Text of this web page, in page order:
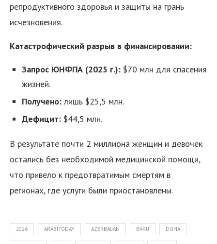
репродуктивного здоровья и защиты на грань
исчезновения.
Катастрофический разрыв в финансировании:
Запрос ЮНФПА (2025 г.): $70 млн для спасения
жизней.
Получено:лишь $25,5 млн.
Дефицит: $44,5 млн.
В результате почти 2 миллиона женщин и девочек
остались без необходимой медицинской помощи,
что привело к предотвратимым смертям в
регионах, где услуги были приостановлены.
2026 ARABITODAY AZERBAIJAN BAKU DOHA